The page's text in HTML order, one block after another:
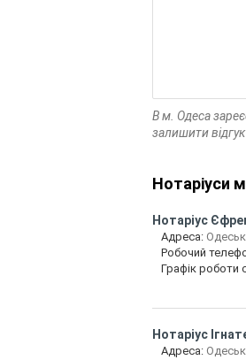
В м. Одеса
залишити
Нотаріуси
Нотаріус
Адреса:
Робочий
Графік роботи
Нотаріус
Адреса: